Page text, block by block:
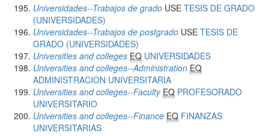
Universidades--Trabajos de grado USE TESIS DE GRADO
(UNIVERSIDADES)
Universidades--Trabajos de postgrado USE TESIS DE
GRADO (UNIVERSIDADES)
Universities and colleges EQ UNIVERSIDADES
Universities and colleges--Administration EQ
ADMINISTRACION UNIVERSITARIA
Universities and colleges--Faculty EQ PROFESORADO
UNIVERSITARIO
Universities and colleges--Finance EQ FINANZAS
UNIVERSITARIAS